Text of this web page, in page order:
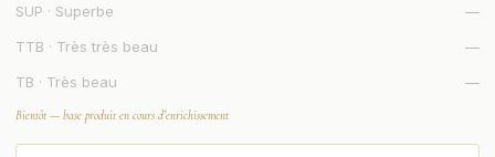
SUP · Superbe
—
TTB · Très très beau
—
TB · Très beau
—
Bientôt — base produit en cours d’enrichissement